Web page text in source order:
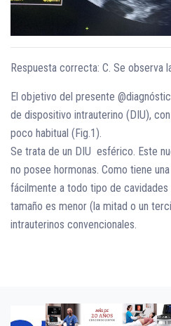
Respuesta correcta: C. Se observa
El objetivo del presente
de dispositivo intrauterino (DIU),
poco habitual (Fig.1).
Se trata de un DIU esférico. Este
no posee hormonas. Como tiene
fácilmente a todo tipo de cavidades
tamaño es menor (la mitad o un
intrauterinos convencionales.